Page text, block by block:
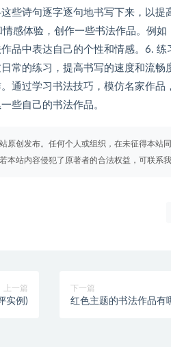
些诗句逐字逐句地书写下来，以提
感体验，创作一些书法作品。例
品中表达自己的个性和情感。6.
常的练习，提高书写的速度和流畅
通过学习书法技巧，模仿名家作品
些自己的书法作品。
原创发布。任何个人或组织，在未征得本站
本站内容侵犯了原著者的合法权益，可联系我
上一篇
实例)
下一篇
红色主题的书法作品有